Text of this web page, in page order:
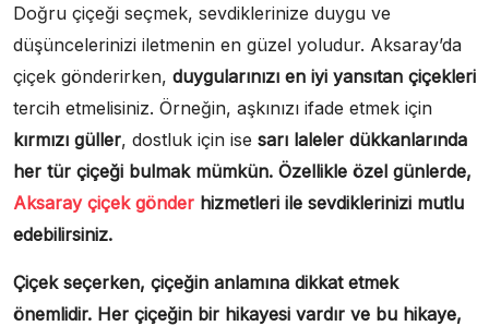
Doğru çiçeği seçmek, sevdiklerinize duygu ve
düşüncelerinizi iletmenin en güzel yoludur. Aksaray’da
çiçek gönderirken, duygularınızı en iyi yansıtan çiçekleri
tercih etmelisiniz. Örneğin, aşkınızı ifade etmek için
kırmızı güller, dostluk için ise sarı laleler dükkanlarında
her tür çiçeği bulmak mümkün. Özellikle özel günlerde,
Aksaray çiçek gönder hizmetleri ile sevdiklerinizi mutlu
edebilirsiniz.
Çiçek seçerken, çiçeğin anlamına dikkat etmek
önemlidir. Her çiçeğin bir hikayesi vardır ve bu hikaye,